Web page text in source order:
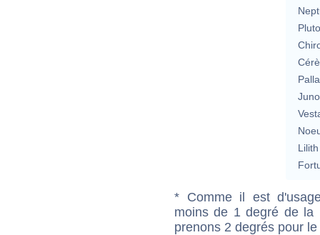
Lilith
* Comme il est
moins de 1 degré de la
prenons 2 degrés pour